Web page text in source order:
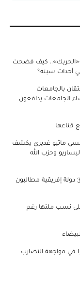
«الحريك».. كيف فضحت
أحداث سبتة؟
بالجامعات
الجامعات يدافعون
قناعها
ماثيو غديري يكشف
وحزب الله
تأشيرة الدخول للولايات المتحدة: مواطنو 30 دولة إفريقية مطالبون
نسب ملئها رغم
في مواجهة التضارب